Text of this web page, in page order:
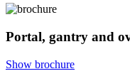
Portal, gantry and
Show brochure